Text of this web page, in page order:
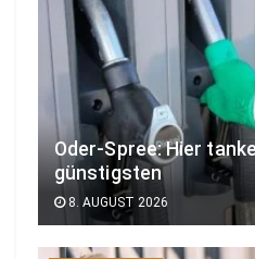
Oder-Spree: Hier
günstigsten
8. AUGUST 2026